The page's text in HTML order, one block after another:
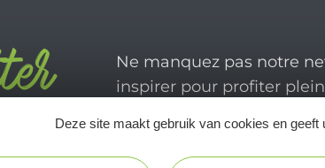
Ne manquez pas notre
inspirer pour profiter
Deze site maakt gebruik van cookies en